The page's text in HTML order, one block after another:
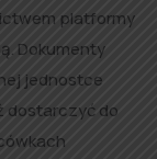
platformy
Dokumenty
jednostce
dostarczyć do